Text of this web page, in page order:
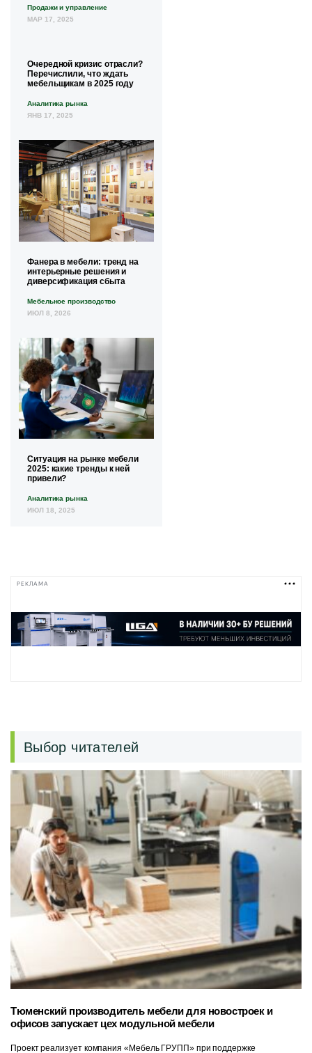
Продажи и управление
МАР 17, 2025
Очередной кризис отрасли?
Перечислили, что ждать
мебельщикам в 2025 году
Аналитика рынка
ЯНВ 17, 2025
Фанера в мебели: тренд на
интерьерные решения и
диверсификация сбыта
Мебельное производство
ИЮЛ 8, 2026
Ситуация на рынке мебели
2025: какие тренды к ней
привели?
Аналитика рынка
ИЮЛ 18, 2025
РЕКЛАМА
Выбор читателей
Тюменский производитель мебели для новостроек и
офисов запускает цех модульной мебели
Проект реализует компания «Мебель ГРУПП» при поддержке